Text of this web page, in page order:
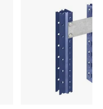
lagerhyller